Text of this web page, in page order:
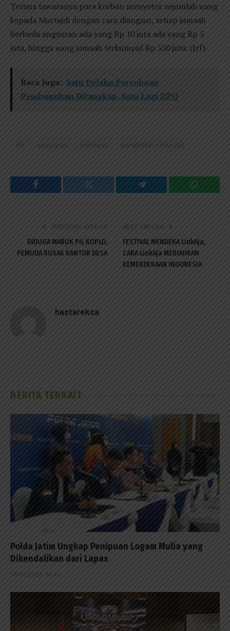
Terima tawaranya para korban menyetor sejumlah uang
kepada Murtajdi dengan cara diangsur, setiap jamaah
berbeda angsuran ada yang Rp 10 juta ada yang Rp 5
juta, hingga uang jamaah terkumpul Rp 550 juta. (Irf)
Baca Juga: Satu Pelaku Percobaan
Pembunuhan Ditangkap, Satu Lagi DPO
cjh pasuruan penipuan purwodadi pasuruan
Facebook Twitter Telegram
PREVIOUS ARTICLE
DIDUGA MABUK PIL KOPLO,
PEMUDA RUSAK KANTOR DESA
NEXT ARTICLE
FESTIVAL MENDEKA LinkAja,
CARA LinkAja MERIAHKAN
KEMERDEKAAN INDONESIA
hastareksa
BERITA TERKAIT
Polda Jatim Ungkap Penipuan Logam Mulia yang
Dikendalikan dari Lapas
03/08/2026 - 14:42